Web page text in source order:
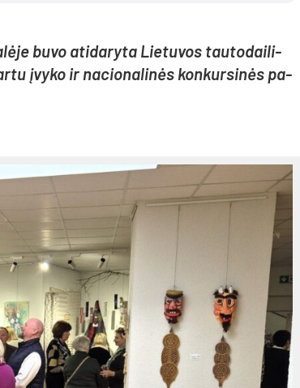
bu­vo ati­da­ry­ta Lie­tu­vos tau­to­dai­li­
įvy­ko ir na­cio­na­li­nės kon­kur­si­nės pa­